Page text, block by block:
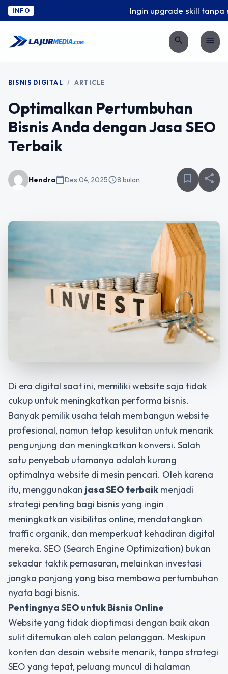
INFO Ingin upgrade skill tanpa
search menu
BISNIS DIGITAL / ARTICLE
Optimalkan Pertumbuhan
Bisnis Anda dengan Jasa SEO
Terbaik
Hendracalendar_todayDes 04, 2025schedule8 bulan bookmark_border share
Di era digital saat ini, memiliki website saja tidak
cukup untuk meningkatkan performa bisnis.
Banyak pemilik usaha telah membangun website
profesional, namun tetap kesulitan untuk menarik
pengunjung dan meningkatkan konversi. Salah
satu penyebab utamanya adalah kurang
optimalnya website di mesin pencari. Oleh karena
itu, menggunakan jasa SEO terbaik menjadi
strategi penting bagi bisnis yang ingin
meningkatkan visibilitas online, mendatangkan
traffic organik, dan memperkuat kehadiran digital
mereka. SEO (Search Engine Optimization) bukan
sekadar taktik pemasaran, melainkan investasi
jangka panjang yang bisa membawa pertumbuhan
nyata bagi bisnis.
Pentingnya SEO untuk Bisnis Online
Website yang tidak dioptimasi dengan baik akan
sulit ditemukan oleh calon pelanggan. Meskipun
konten dan desain website menarik, tanpa strategi
SEO yang tepat, peluang muncul di halaman